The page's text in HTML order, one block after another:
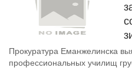
Прокуратура Еманжелинска
профессиональных училищ